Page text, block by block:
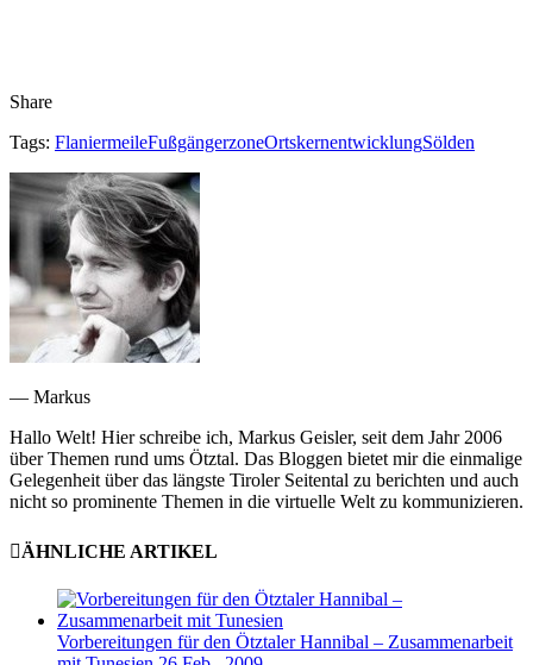
Share
Tags: FlaniermeileFußgängerzoneOrtskernentwicklungSölden
— Markus
Hallo Welt! Hier schreibe ich, Markus Geisler, seit dem Jahr 2006
über Themen rund ums Ötztal. Das Bloggen bietet mir die einmalige
Gelegenheit über das längste Tiroler Seitental zu berichten und auch
nicht so prominente Themen in die virtuelle Welt zu kommunizieren.
ÄHNLICHE ARTIKEL
Vorbereitungen für den Ötztaler Hannibal – Zusammenarbeit